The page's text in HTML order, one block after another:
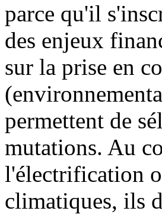
parce qu'il
des enjeux
sur la prise en
permettent de
mutations. Au
l'électrification
climatiques, ils